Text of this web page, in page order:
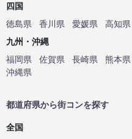
四国
徳島県
香川県 愛媛県
高知県
九州・沖縄
福岡県
佐賀県 長崎県 熊本県
沖縄県
都道府県から街コンを探す
全国